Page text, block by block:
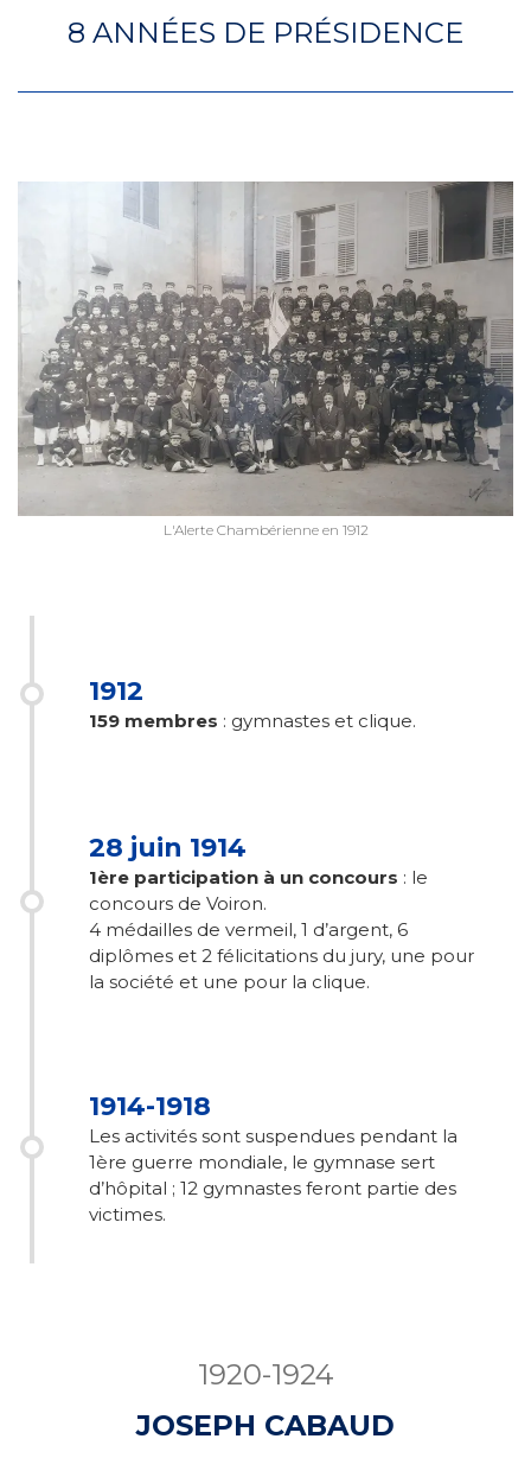
8 ANNÉES DE PRÉSIDENCE
L'Alerte Chambérienne en 1912
1912
159 membres : gymnastes et clique.
28 juin 1914
1ère participation à un concours : le
concours de Voiron.
4 médailles de vermeil, 1 d’argent, 6
diplômes et 2 félicitations du jury, une pour
la société et une pour la clique.
1914-1918
Les activités sont suspendues pendant la
1ère guerre mondiale, le gymnase sert
d’hôpital ; 12 gymnastes feront partie des
victimes.
1920-1924
JOSEPH CABAUD